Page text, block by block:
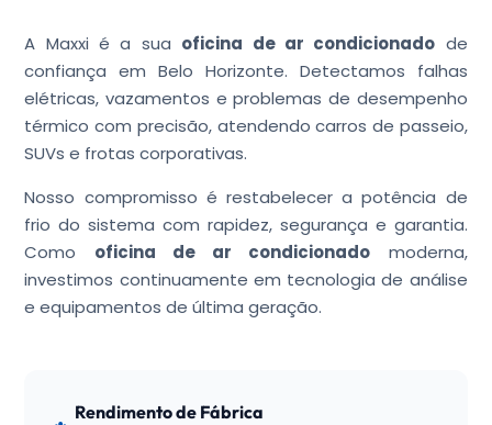
A Maxxi é a sua oficina de ar condicionado de
confiança em Belo Horizonte. Detectamos falhas
elétricas, vazamentos e problemas de desempenho
térmico com precisão, atendendo carros de passeio,
SUVs e frotas corporativas.
Nosso compromisso é restabelecer a potência de
frio do sistema com rapidez, segurança e garantia.
Como oficina de ar condicionado moderna,
investimos continuamente em tecnologia de análise
e equipamentos de última geração.
Rendimento de Fábrica